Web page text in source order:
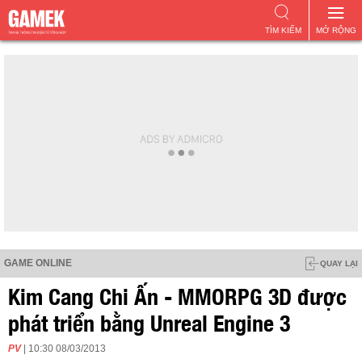
MỞ RỘNG
TÌM KIẾM
GAME ONLINE QUAY LẠI
Kim Cang Chi Ấn - MMORPG 3D được
phát triển bằng Unreal Engine 3
PV | 10:30 08/03/2013